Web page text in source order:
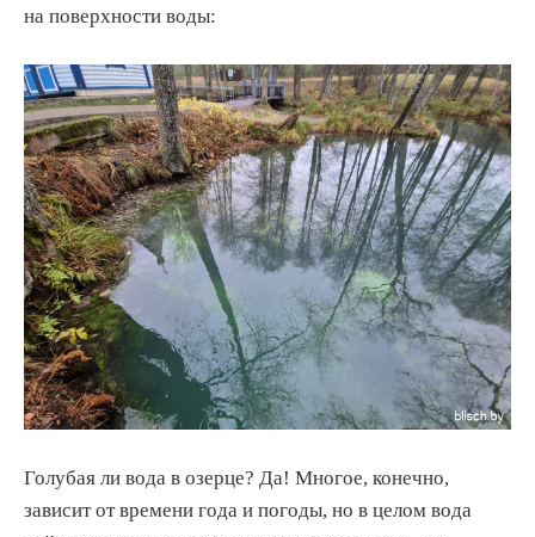
на поверхности воды:
Голубая ли вода в озерце? Да! Многое, конечно,
зависит от времени года и погоды, но в целом вода